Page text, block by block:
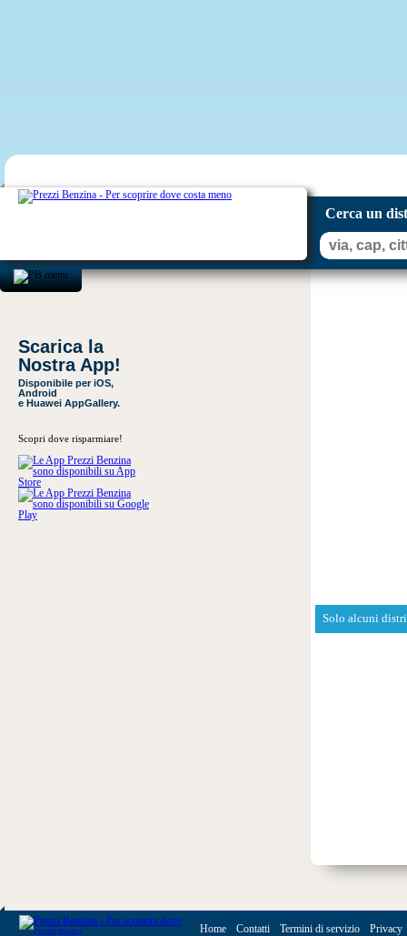
Cerca un
Scarica la
Nostra App!
Disponibile per iOS,
Android
e Huawei AppGallery.
Scopri dove risparmiare!
Solo alcuni
Home Contatti Termini di servizio Privacy